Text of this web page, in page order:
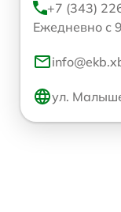
+7 (343)
Ежедневно с
ул.